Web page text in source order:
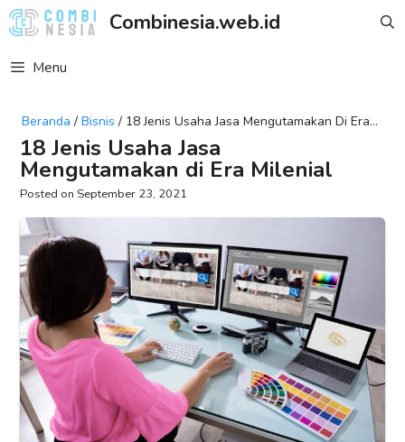
Skip
to
Combinesia.web.id
Menu
Beranda / Bisnis / 18 Jenis Usaha Jasa Mengutamakan Di Era
Milenial
18 Jenis Usaha Jasa
Mengutamakan di Era Milenial
September 23, 2021